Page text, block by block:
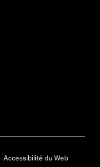
Accessibilité du Web